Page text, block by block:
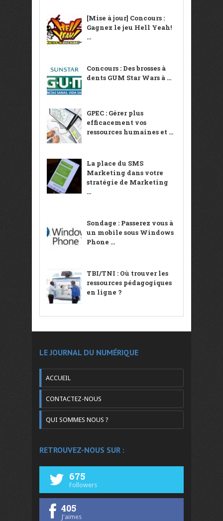
[Mise à jour] Concours :
Gagnez le jeu Hell Yeah!
...
Concours : Des brosses à
dents GUM Star Wars à ...
GPEC : Gérer plus
efficacement vos
ressources humaines et ...
La place du SMS
Marketing dans votre
stratégie de Marketing
...
Sondage : Passerez vous à
un mobile sous Windows
Phone ...
TBI/TNI : Où trouver les
ressources pédagogiques
en ligne ?
LE JOURNAL DU NUMÉRIQUE
ACCUEIL
CONTACTEZ-NOUS
QUI SOMMES NOUS ?
RETROUVEZ-NOUS SUR :
675
Followers
405
J'aimes